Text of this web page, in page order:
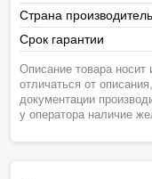
Страна производитель
Срок гарантии
Описание товара
отличаться от
документации
у оператора наличие